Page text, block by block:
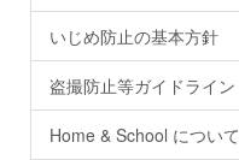
いじめ防止の基本方針
盗撮防止等ガイドライン
Home & School について